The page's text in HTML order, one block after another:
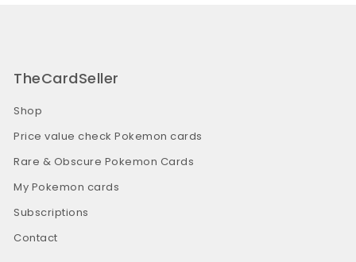
TheCardSeller
Shop
Price value check Pokemon cards
Rare & Obscure Pokemon Cards
My Pokemon cards
Subscriptions
Contact